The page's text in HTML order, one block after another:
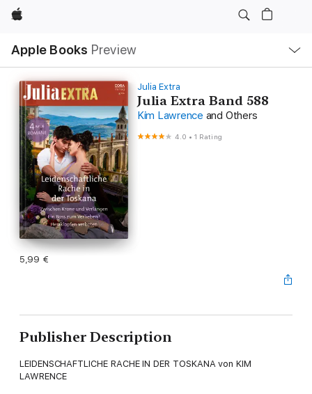
Apple
Apple Books Preview
Nav
Open
Menu
Julia Extra
Julia Extra Band 588
Kim Lawrence and Others
4.0 •1 Rating
5,99 €
Publisher Description
LEIDENSCHAFTLICHE RACHE IN DER TOSKANA von KIM
LAWRENCE